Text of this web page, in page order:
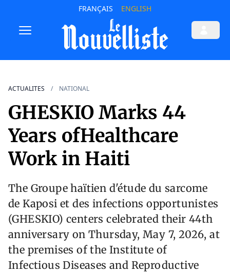
FRANÇAIS ENGLISH
ACTUALITES NATIONAL
GHESKIO Marks 44
Years ofHealthcare
Work in Haiti
The Groupe haïtien d'étude du sarcome
de Kaposi et des infections opportunistes
(GHESKIO) centers celebrated their 44th
anniversary on Thursday, May 7, 2026, at
the premises of the Institute of
Infectious Diseases and Reproductive